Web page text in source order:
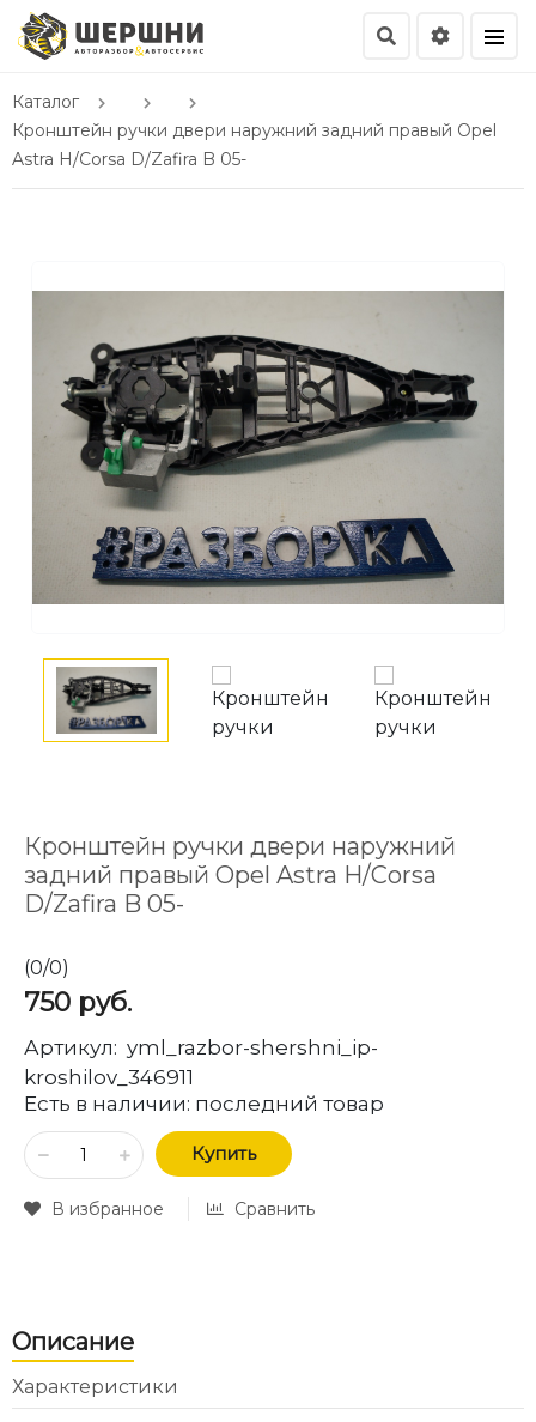
Каталог
Кронштейн ручки двери наружний задний правый Opel
Astra H/Corsa D/Zafira B 05-
Кронштейн ручки двери наружний
задний правый Opel Astra H/Corsa
D/Zafira B 05-
(0/0)
750 руб.
Артикул: yml_razbor-shershni_ip-
kroshilov_346911
Есть в наличии: последний товар
Купить
В избранное Сравнить
Описание
Характеристики